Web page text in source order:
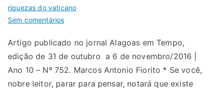
riquezas do vaticano
Sem comentários
Artigo publicado no jornal Alagoas em Tempo,
edição de 31 de outubro a 6 de novembro/2016 |
Ano 10 – Nº 752. Marcos Antonio Fiorito * Se você,
nobre leitor, parar para pensar, notará que existe